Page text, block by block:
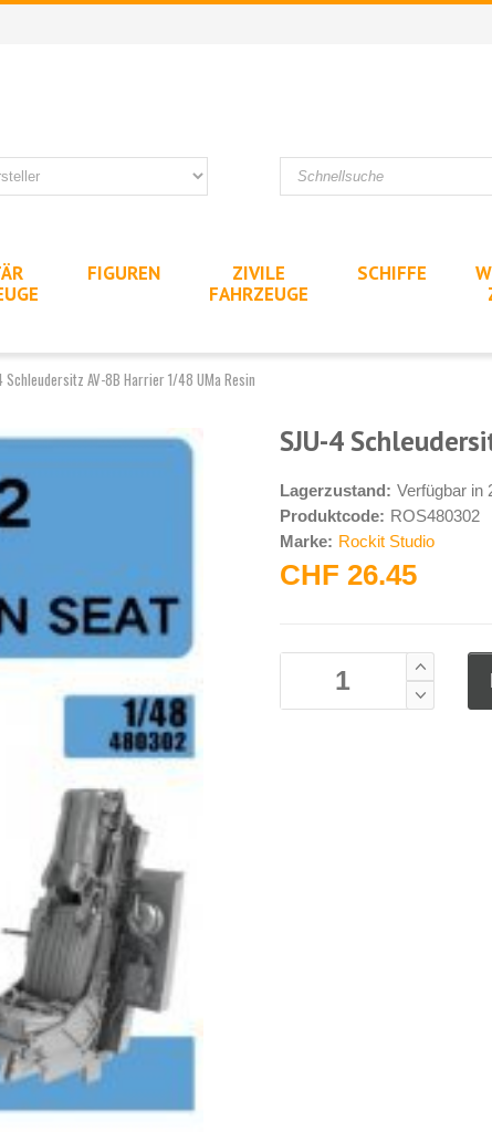
FIGUREN
ZIVILE
FAHRZEUGE
SCHIFFE
Schleudersitz AV-8B Harrier 1/48 UMa Resin
SJU-4
Lagerzustand: Verfügbar in
Produktcode: ROS480302
Marke: Rockit Studio
CHF 26.45